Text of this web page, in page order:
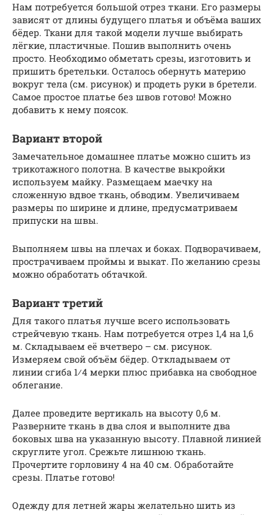
Нам потребуется большой отрез ткани. Его размеры
зависят от длины будущего платья и объёма ваших
бёдер. Ткани для такой модели лучше выбирать
лёгкие, пластичные. Пошив выполнить очень
просто. Необходимо обметать срезы, изготовить и
пришить бретельки. Осталось обернуть материю
вокруг тела (см. рисунок) и продеть руки в бретели.
Самое простое платье без швов готово! Можно
добавить к нему поясок.
Вариант второй
Замечательное домашнее платье можно сшить из
трикотажного полотна. В качестве выкройки
используем майку. Размещаем маечку на
сложенную вдвое ткань, обводим. Увеличиваем
размеры по ширине и длине, предусматриваем
припуски на швы.
Выполняем швы на плечах и боках. Подворачиваем,
прострачиваем проймы и выкат. По желанию срезы
можно обработать обтачкой.
Вариант третий
Для такого платья лучше всего использовать
стрейчевую ткань. Нам потребуется отрез 1,4 на 1,6
м. Складываем её вчетверо – см. рисунок.
Измеряем свой объём бёдер. Откладываем от
линии сгиба 1⁄4 мерки плюс прибавка на свободное
облегание.
Далее проведите вертикаль на высоту 0,6 м.
Разверните ткань в два слоя и выполните два
боковых шва на указанную высоту. Плавной линией
скруглите угол. Срежьте лишнюю ткань.
Прочертите горловину 4 на 40 см. Обработайте
срезы. Платье готово!
Одежду для летней жары желательно шить из